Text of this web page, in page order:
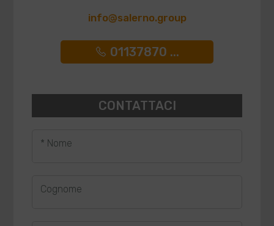
info@salerno.group
01137870 ...
CONTATTACI
* Nome
Cognome